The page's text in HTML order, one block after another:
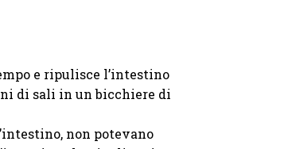
e ripulisce l’intestino
di sali in un bicchiere di
non potevano